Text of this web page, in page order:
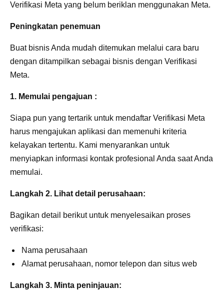
Verifikasi Meta yang belum beriklan menggunakan Meta.
Peningkatan penemuan
Buat bisnis Anda mudah ditemukan melalui cara baru
dengan ditampilkan sebagai bisnis dengan Verifikasi
Meta.
1. Memulai pengajuan :
Siapa pun yang tertarik untuk mendaftar Verifikasi Meta
harus mengajukan aplikasi dan memenuhi kriteria
kelayakan tertentu. Kami menyarankan untuk
menyiapkan informasi kontak profesional Anda saat Anda
memulai.
Langkah 2. Lihat detail perusahaan:
Bagikan detail berikut untuk menyelesaikan proses
verifikasi:
Nama perusahaan
Alamat perusahaan, nomor telepon dan situs web
Langkah 3. Minta peninjauan: